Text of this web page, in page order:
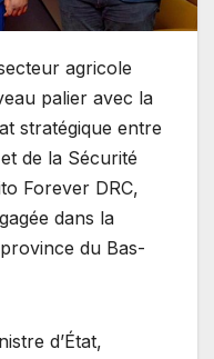
agricole
palier avec la
stratégique entre
de la Sécurité
Forever DRC,
dans la
du Bas-
d’État,